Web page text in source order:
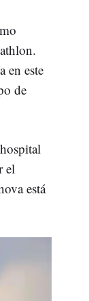
en este
de
el
está